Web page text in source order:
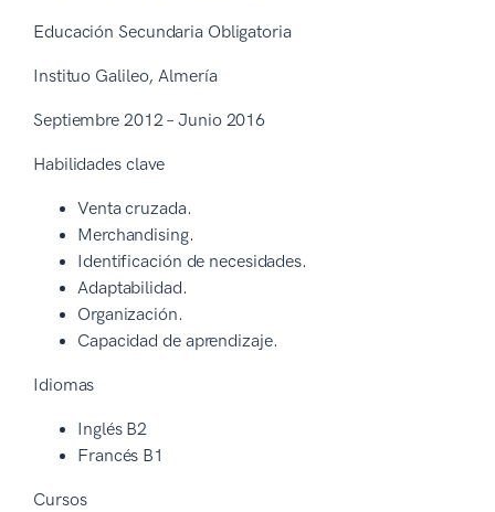
Educación Secundaria Obligatoria
Instituo Galileo, Almería
Septiembre 2012 – Junio 2016
Habilidades clave
Venta cruzada.
Merchandising.
Identificación de necesidades.
Adaptabilidad.
Organización.
Capacidad de aprendizaje.
Idiomas
Inglés B2
Francés B1
Cursos